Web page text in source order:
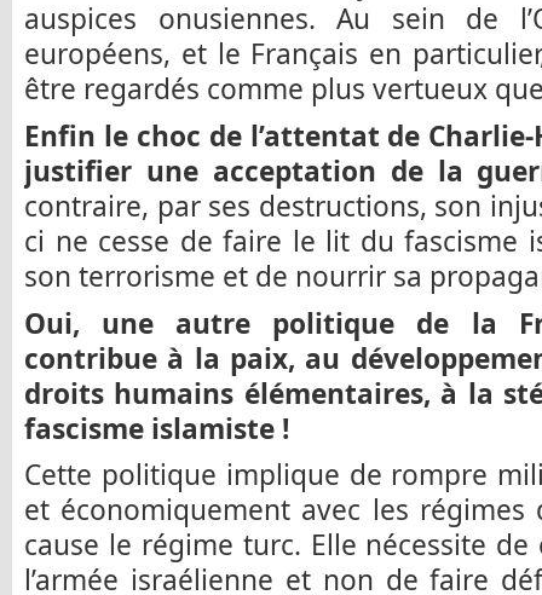
auspices onusiennes. Au sein de
européens, et le Français en
être regardés comme plus vertueux
Enfin le choc de l’attentat de
justifier une acceptation de la
contraire, par ses destructions, son
ci ne cesse de faire le lit du fascisme
son terrorisme et de nourrir sa
Oui, une autre politique de la
contribue à la paix, au
droits humains élémentaires, à la
fascisme islamiste !
Cette politique implique de rompre
et économiquement avec les
cause le régime turc. Elle nécessite
l’armée israélienne et non de faire